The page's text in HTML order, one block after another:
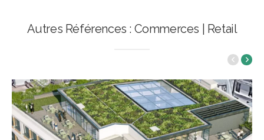
Autres Références : Commerces | Retail